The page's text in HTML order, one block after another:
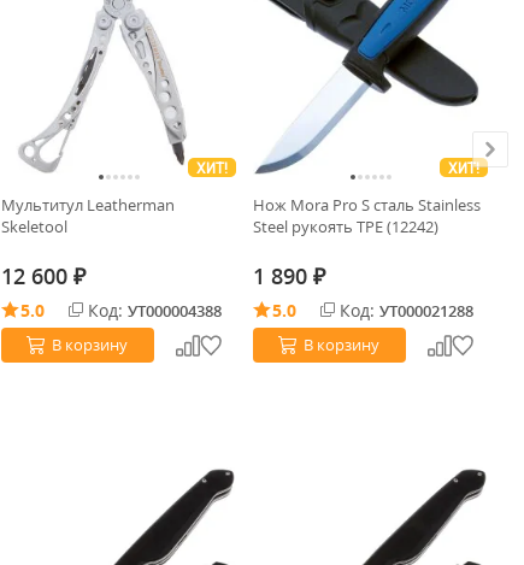
ХИТ!
Мультитул Leatherman
Skeletool
12 600 ₽
5.0 Код: УТ000004388
В корзину
ХИТ!
Нож Mora Pro S сталь Stainless
Steel рукоять TPE (12242)
1 890 ₽
5.0 Код: УТ000021288
В корзину